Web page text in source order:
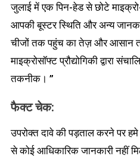
जुलाई में एक पिन-हेड से छोटे
आपकी बूस्टर स्थिति और अन्य
चीजों तक पहुंच का तेज़ और आसान
माइक्रोसॉफ्ट प्रौद्योगिकी द्वारा
तकनीक। ”
फैक्ट चेक:
उपरोक्त दावे की पड़ताल करने पर
से कोई आधिकारिक जानकारी नहीं